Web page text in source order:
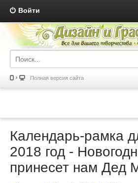
Войти
Полная версия сайта
Календарь-рамка
2018 год -
принесет нам Дед